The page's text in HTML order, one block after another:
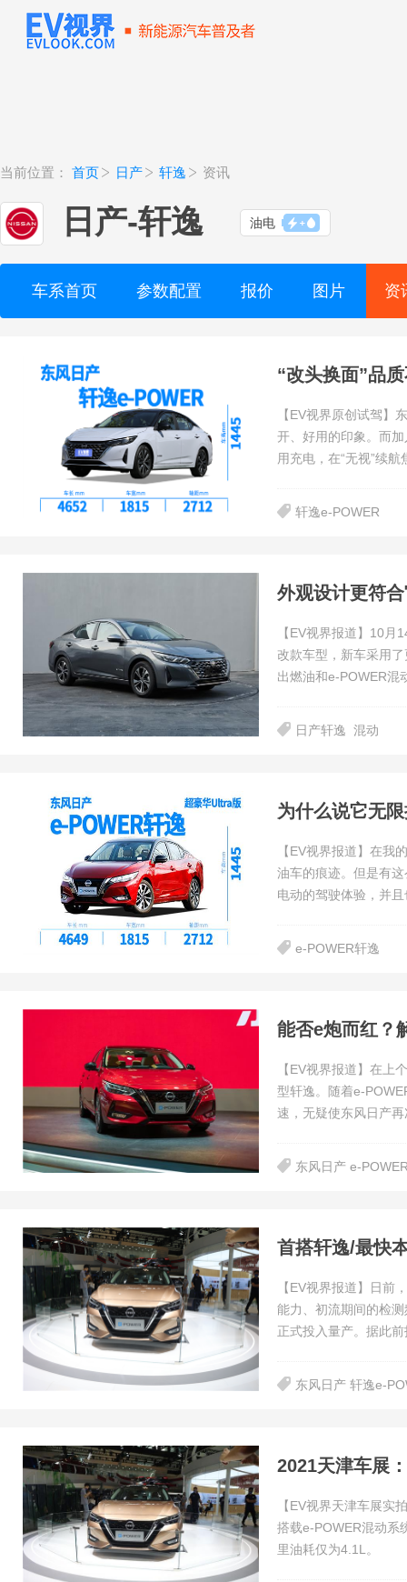
当前位置： 首页 日产 轩逸 资讯
日产-轩逸 油电
车系首页 参数配置 报价 图片 资
【EV视界原创试驾】
开、好用的印象。而
用充电，在“无视”续
轩逸e-POWER
外观设计更符
【EV视界报道】10
改款车型，新车采用
出燃油和e-POWER混
日产轩逸 混动
为什么说它无
【EV视界报道】在我
油车的痕迹。但是有
电动的驾驶体验，并
e-POWER轩逸
能否e炮而红？
【EV视界报道】在上
型轩逸。随着e-
速，无疑使东风日产
东风日产 e-
首搭轩逸/最快
【EV视界报道】日前
能力、初流期间的检
正式投入量产。据此
东风日产 轩逸e-
【EV视界天津车展实
搭载e-POWER混动系
里油耗仅为4.1L。